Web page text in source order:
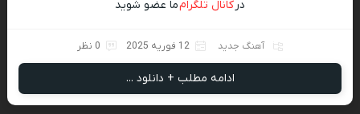
درکانال تلگرامما عضو شوید
آهنگ جدید 12 فوریه 2025 0 نظر
ادامه مطلب + دانلود ...